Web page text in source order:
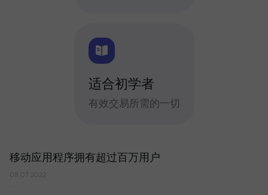
适合初学者
有效交易所需的一切
移动应用程序拥有超过百万用户
08.07.2022